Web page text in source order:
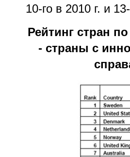
10-го в 2010 г. и
Рейтинг стран
- страны с